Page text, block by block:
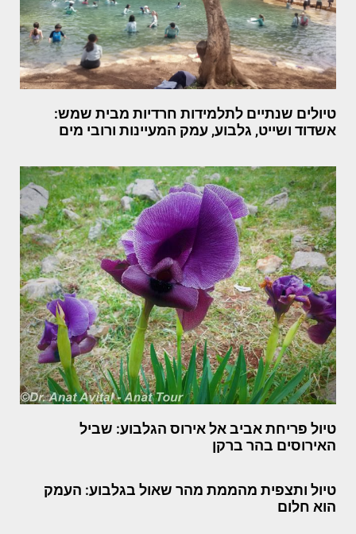
טיולים שנתיים לתלמידות חרדיות מבית שמש:
אשדוד ושייט, גלבוע, עמק המעיינות ורובי מים
טיול פריחת אביב אל אירוס הגלבוע: שביל
האירוסים בהר ברקן
טיול ותצפית מהממת מהר שאול בגלבוע: העמק
הוא חלום